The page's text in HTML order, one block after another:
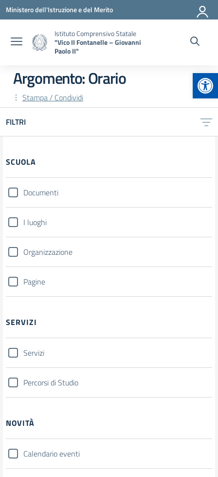
Vai ai contenuti
Vai al menu di navigazione
Vai al footer
Ministero dell'Istruzione e del Merito
Istituto Comprensivo Statale
"Vico II Fontanelle – Giovanni
Paolo II"
Argomento: Orario
Stampa / Condividi
FILTRI
Filtri
SCUOLA
Documenti
I luoghi
Organizzazione
Pagine
SERVIZI
Servizi
Percorsi di Studio
NOVITÀ
Calendario eventi